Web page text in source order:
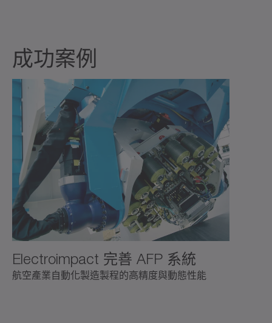
成功案例
Electroimpact 完善 AFP 系統
航空產業自動化製造製程的高精度與動態性能